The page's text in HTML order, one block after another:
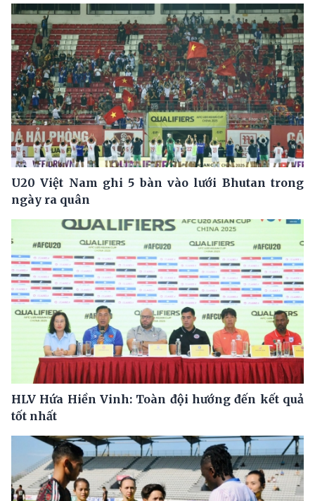
U20 Việt Nam ghi 5 bàn vào lưới Bhutan trong
ngày ra quân
HLV Hứa Hiền Vinh: Toàn đội hướng đến kết quả
tốt nhất